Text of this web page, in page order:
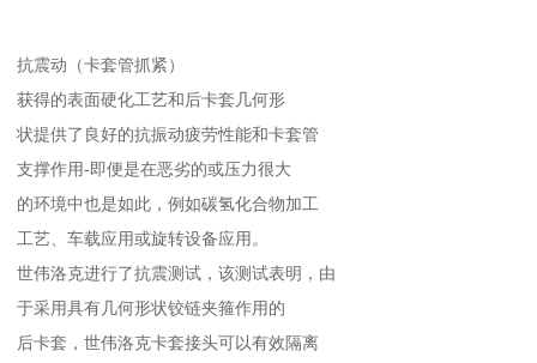
抗震动（卡套管抓紧）
获得的表面硬化工艺和后卡套几何形
状提供了良好的抗振动疲劳性能和卡套管
支撑作用-即便是在恶劣的或压力很大
的环境中也是如此，例如碳氢化合物加工
工艺、车载应用或旋转设备应用。
世伟洛克进行了抗震测试，该测试表明，由
于采用具有几何形状铰链夹箍作用的
后卡套，世伟洛克卡套接头可以有效隔离